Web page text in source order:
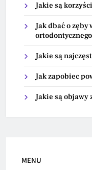
Jakie są
Jak dbać o
ortodontycznego
Jakie są
Jak zapobiec
Jakie są
MENU